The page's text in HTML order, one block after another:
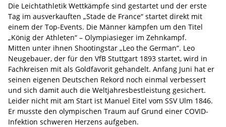
Die Leichtathletik Wettkämpfe sind gestartet und der erste
Tag im ausverkauften „Stade de France“ startet direkt mit
einem der Top-Events. Die Männer kämpfen um den Titel
„König der Athleten“ – Olympiasieger im Zehnkampf.
Mitten unter ihnen Shootingstar „Leo the German“. Leo
Neugebauer, der für den VfB Stuttgart 1893 startet, wird in
Fachkreisen mit als Goldfavorit gehandelt. Anfang Juni hat er
seinen eigenen Deutschen Rekord noch einmal verbessert
und sich damit auch die Weltjahresbestleistung gesichert.
Leider nicht mit am Start ist Manuel Eitel vom SSV Ulm 1846.
Er musste den olympischen Traum auf Grund einer COVID-
Infektion schweren Herzens aufgeben.